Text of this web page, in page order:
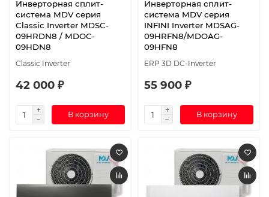
Инверторная сплит-
система MDV серия
Classic Inverter MDSC-
09HRDN8 / MDOC-
09HDN8
Classic Inverter
42 000 ₽
В корзину
Инверторная сплит-
система MDV серия
INFINI Inverter MDSAG-
09HRFN8/MDOAG-
09HFN8
ERP 3D DC-Inverter
55 900 ₽
В корзину